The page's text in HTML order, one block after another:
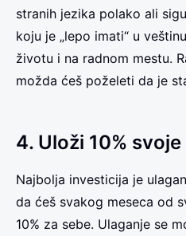
stranih jezika polako ali
koju je „lepo imati“ u
životu i na radnom mestu.
možda ćeš poželeti da je
4. Uloži 10%
Najbolja investicija je
da ćeš svakog meseca od
10% za sebe. Ulaganje se